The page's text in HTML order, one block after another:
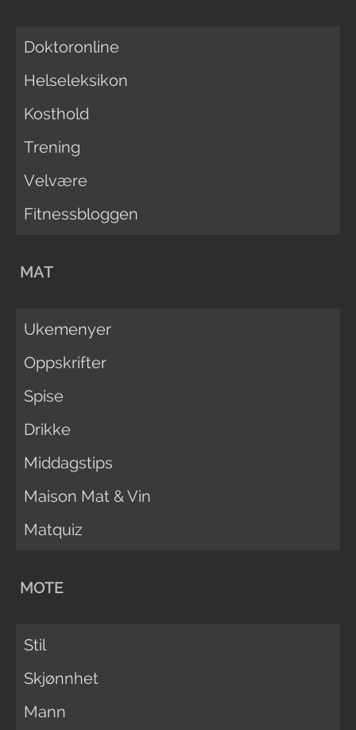
Doktoronline
Helseleksikon
Kosthold
Trening
Velvære
Fitnessbloggen
MAT
Ukemenyer
Oppskrifter
Spise
Drikke
Middagstips
Maison Mat & Vin
Matquiz
MOTE
Stil
Skjønnhet
Mann